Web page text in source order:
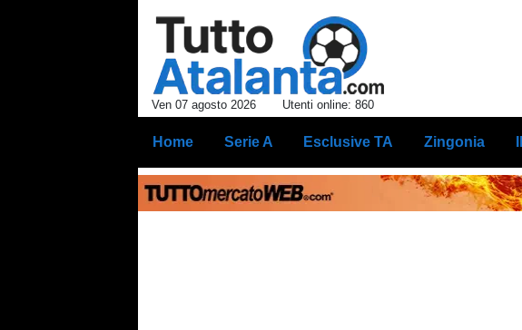
Ven 07 agosto 2026 Utenti online: 860
Home Serie A Esclusive TA Zingonia